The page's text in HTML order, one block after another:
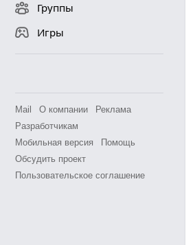
Группы
Игры
Mail О компании
Реклама
Разработчикам
Мобильная версия
Помощь
Обсудить проект
Пользовательское соглашение